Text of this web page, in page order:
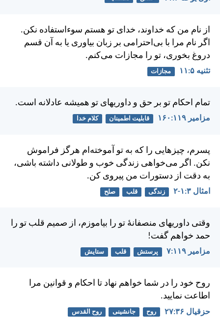
از نام من كه خداوند، خدای تو هستم سوءاستفاده نكن.
اگر نام مرا با بی‌احترامی بر زبان بياوری يا به آن قسم
دروغ بخوری، تو را مجازات می‌كنم.
تثنيه ۵:‏۱۱ مجازات
تمام احكام تو بر حق و داوريهای تو هميشه عادلانه است.
مزامير ۱۱۹:‏۱۶۰ قابلیت اطمینان کلام خدا
پسرم، چيزهايی را كه به تو آموخته‌ام هرگز فراموش
نكن. اگر می‌خواهی زندگی خوب و طولانی داشته باشی،
به دقت از دستورات من پيروی كن.
امثال ۳:‏۱-‏۲ زندگی قلب صلح
وقتی داوريهای منصفانهٔ تو را بياموزم، از صميم قلب تو را
حمد خواهم گفت!
مزامير ۱۱۹:‏۷ پرستش قلب ستایش
روح خود را در شما خواهم نهاد تا احكام و قوانين مرا
اطاعت نماييد.
حزقيال ۳۶:‏۲۷ روح جانشینی روح القدس